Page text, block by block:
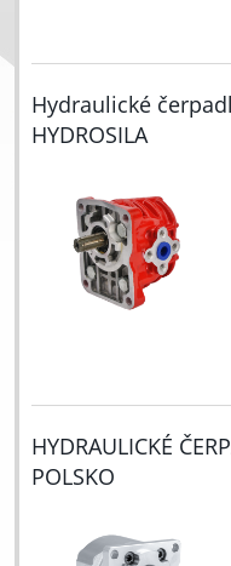
Hydraulické
HYDROSILA
HYDRAULICKÉ
POLSKO